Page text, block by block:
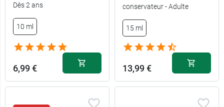
Dès 2 ans
10 ml
6,99 €
conservateur - Adulte
15 ml
13,99 €